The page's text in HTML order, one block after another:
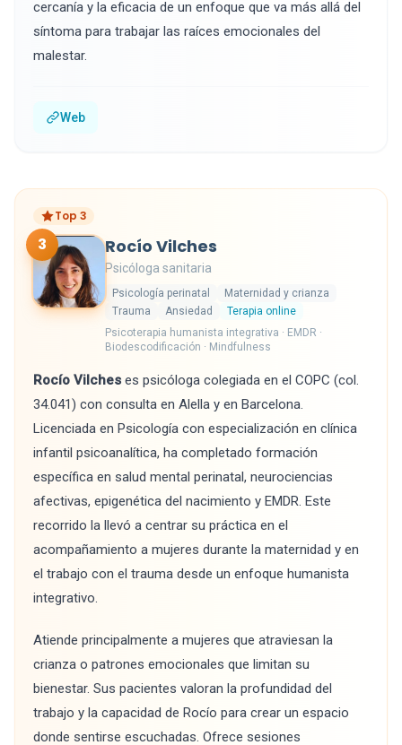
cercanía y la eficacia de un enfoque que va más allá del
síntoma para trabajar las raíces emocionales del
malestar.
Web
Top 3
3 Rocío Vilches
Psicóloga sanitaria
Psicología perinatal
Maternidad y crianza
Trauma
Ansiedad
Terapia online
Psicoterapia humanista integrativa · EMDR ·
Biodescodificación · Mindfulness
Rocío Vilches es psicóloga colegiada en el COPC (col.
34.041) con consulta en Alella y en Barcelona.
Licenciada en Psicología con especialización en clínica
infantil psicoanalítica, ha completado formación
específica en salud mental perinatal, neurociencias
afectivas, epigenética del nacimiento y EMDR. Este
recorrido la llevó a centrar su práctica en el
acompañamiento a mujeres durante la maternidad y en
el trabajo con el trauma desde un enfoque humanista
integrativo.
Atiende principalmente a mujeres que atraviesan la
crianza o patrones emocionales que limitan su
bienestar. Sus pacientes valoran la profundidad del
trabajo y la capacidad de Rocío para crear un espacio
donde sentirse escuchadas. Ofrece sesiones